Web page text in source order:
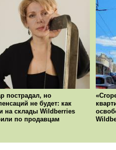
пострадал, но
не будет: как
на склады Wildberries
по продавцам